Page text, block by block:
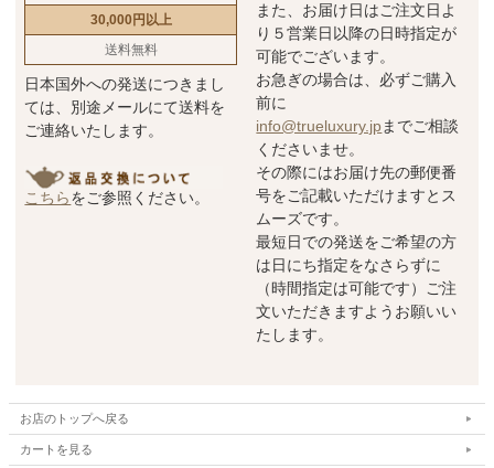
30,000円以上
送料無料
日本国外への発送につきまし
ては、別途メールにて送料を
ご連絡いたします。
こちらをご参照ください。
また、お届け日はご注文日よ
り５営業日以降の日時指定が
可能でございます。
お急ぎの場合は、必ずご購入
前に
info@trueluxury.jpまでご相談
くださいませ。
その際にはお届け先の郵便番
号をご記載いただけますとス
ムーズです。
最短日での発送をご希望の方
は日にち指定をなさらずに
（時間指定は可能です）ご注
文いただきますようお願いい
たします。
お店のトップへ戻る
カートを見る